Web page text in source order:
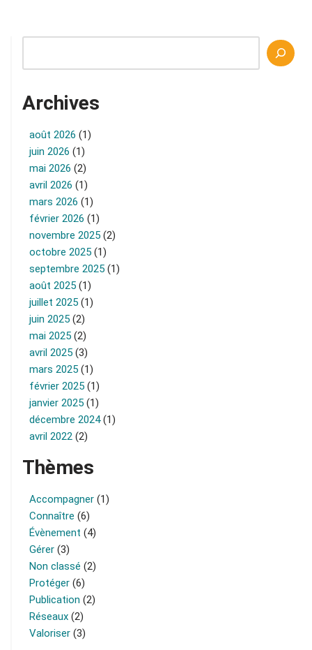
Archives
août 2026 (1)
juin 2026 (1)
mai 2026 (2)
avril 2026 (1)
mars 2026 (1)
février 2026 (1)
novembre 2025 (2)
octobre 2025 (1)
septembre 2025 (1)
août 2025 (1)
juillet 2025 (1)
juin 2025 (2)
mai 2025 (2)
avril 2025 (3)
mars 2025 (1)
février 2025 (1)
janvier 2025 (1)
décembre 2024(1)
avril 2022 (2)
Thèmes
Accompagner (1)
Connaître (6)
Évènement (4)
Gérer (3)
Non classé (2)
Protéger (6)
Publication (2)
Réseaux (2)
Valoriser (3)